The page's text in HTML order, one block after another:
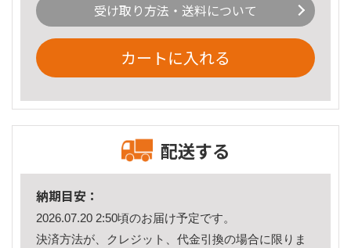
受け取り方法・送料について
カートに入れる
配送する
納期目安：
2026.07.20 2:50頃のお届け予定です。
決済方法が、クレジット、代金引換の場合に限りま